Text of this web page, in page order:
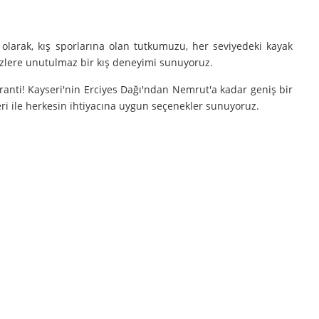
kış sporlarına olan tutkumuzu, her seviyedeki kayak
unutulmaz bir kış deneyimi sunuyoruz.
Kayseri'nin Erciyes Dağı'ndan Nemrut'a kadar geniş bir
ile herkesin ihtiyacına uygun seçenekler sunuyoruz.